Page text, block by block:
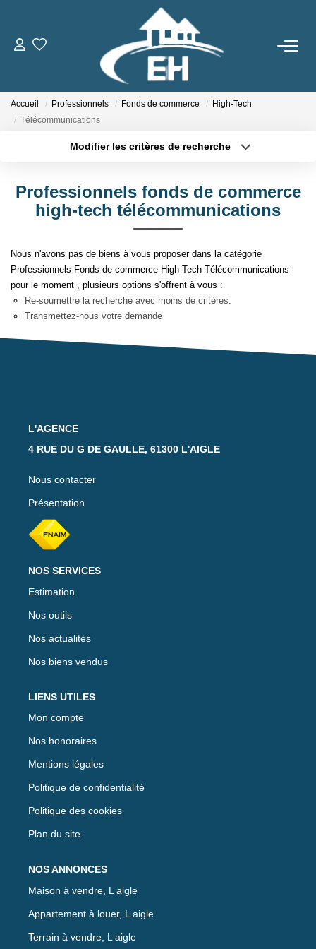
ACHETER
Nos Biens
NOTRE AGENCE
Qui Sommes-Nous
Notre Équipe
Nos Actualités
Accueil Professionnels Fonds de commerce
High-Tech
Télécommunications
Modifier les critères de recherche
Sélectionnez...
Type de bien
Créer une alerte
Professionnels fonds de commerce
high-tech télécommunications
Nous n'avons pas de biens à vous proposer dans la catégorie
Professionnels Fonds de commerce High-Tech Télécommunications
pour le moment , plusieurs options s'offrent à vous :
Re-soumettre la recherche avec moins de critères.
Transmettez-nous votre demande
L'AGENCE
4 RUE DU G DE GAULLE, 61300 L'AIGLE
Nous contacter
Présentation
NOS SERVICES
Estimation
Nos outils
Nos actualités
Nos biens vendus
LIENS UTILES
Mon compte
Nos honoraires
Mentions légales
Politique de confidentialité
Politique des cookies
Plan du site
NOS ANNONCES
Maison à vendre, L aigle
Appartement à louer, L aigle
Terrain à vendre, L aigle